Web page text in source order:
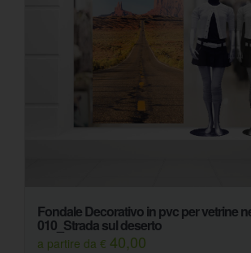
Fondale Decorativo in pvc per vetrine
010_Strada sul deserto
a partire da € 40,00